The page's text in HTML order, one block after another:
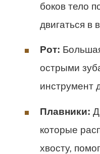
боков тело
двигаться в
Рот:
острыми
инструмент
Плавники:
которые
хвосту,